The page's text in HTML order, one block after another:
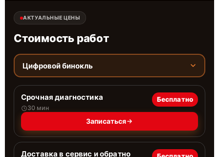
АКТУАЛЬНЫЕ ЦЕНЫ
Стоимость работ
Цифровой бинокль
Срочная диагностика
30 мин
Бесплатно
Записаться
Доставка в сервис и обратно